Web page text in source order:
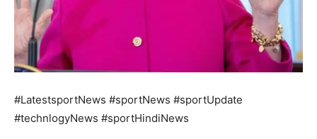
#LatestsportNews #sportNews #sportUpdate
#technlogyNews #sportHindiNews